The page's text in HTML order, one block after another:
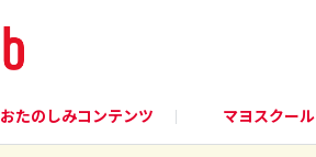
おたのしみコンテンツ マヨスクール